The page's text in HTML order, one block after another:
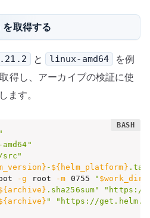
取得する
と linux-amd64
を例
得し、アーカイブの検証に使
ます。
- ${helm_platform}
-g root -m 0755 " $work_dir
.sha256sum"
"https://
"
"https://